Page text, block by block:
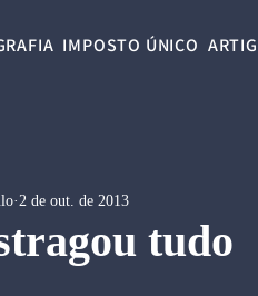
IMPOSTO ÚNICO
tudo
2 de out. de 2013